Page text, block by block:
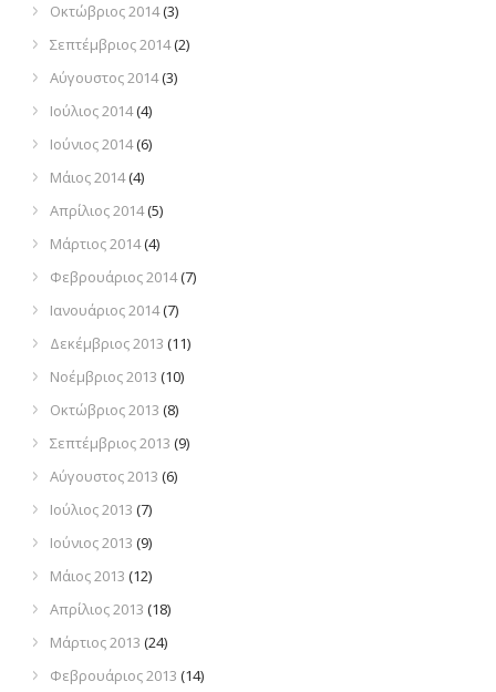
Οκτώβριος 2014(3)
Σεπτέμβριος 2014(2)
Αύγουστος 2014(3)
Ιούλιος 2014(4)
Ιούνιος 2014(6)
Μάιος 2014(4)
Απρίλιος 2014(5)
Μάρτιος 2014(4)
Φεβρουάριος 2014(7)
Ιανουάριος 2014(7)
Δεκέμβριος 2013 (11)
Νοέμβριος 2013 (10)
Οκτώβριος 2013 (8)
Σεπτέμβριος 2013 (9)
Αύγουστος 2013 (6)
Ιούλιος 2013 (7)
Ιούνιος 2013 (9)
Μάιος 2013 (12)
Απρίλιος 2013 (18)
Μάρτιος 2013 (24)
Φεβρουάριος 2013 (14)